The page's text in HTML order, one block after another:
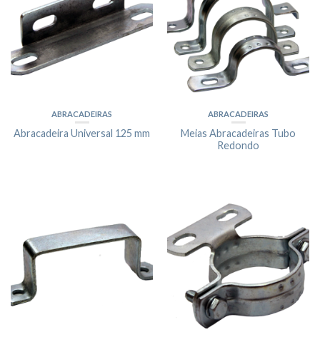
ABRACADEIRAS
Abracadeira Universal 125 mm
ABRACADEIRAS
Meias Abracadeiras Tubo
Redondo